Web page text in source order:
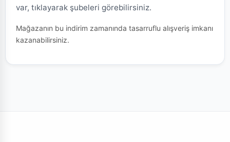
var, tıklayarak şubeleri görebilirsiniz.
Mağazanın bu indirim zamanında tasarruflu alışveriş imkanı
kazanabilirsiniz.